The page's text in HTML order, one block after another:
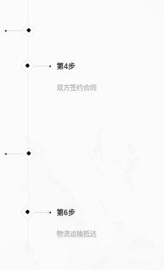
第4步
双方签约合同
第6步
物流运输抵达